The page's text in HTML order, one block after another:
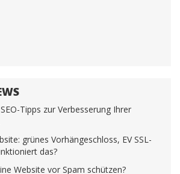
Tipps zur Verbesserung Ihrer
grünes Vorhängeschloss, EV SSL-
das?
Website vor Spam schützen?